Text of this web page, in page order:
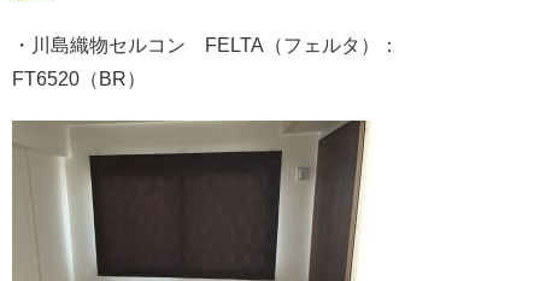
・川島織物セルコン FELTA（フェルタ）：
FT6520（BR）